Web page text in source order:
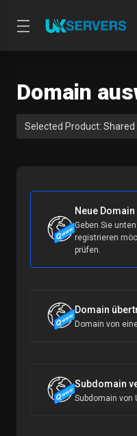
Domain
Selected Product: Shared
Neue
Geben Sie
registrieren
prüfen.
Domain
Domain von
Subdomain
Subdomain von